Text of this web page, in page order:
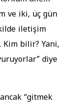
ve iki, üç gün
iletişim
bilir? Yani,
diye
“gitmek